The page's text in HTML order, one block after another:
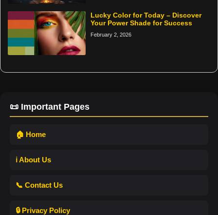
Lucky Color for Today – Discover
Your Power Shade for Success
February 2, 2026
📜 Important Pages
🏠 Home
ℹ️ About Us
📞 Contact Us
🔒 Privacy Policy